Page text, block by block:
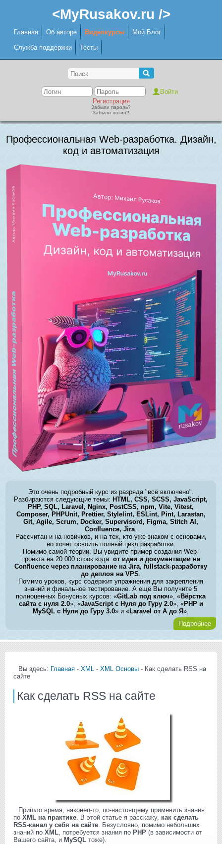
<MyRusakov.ru />
Главная Об авторе Видеокурсы Мой Блог
Служба поддержки Тесты
Регистрация
Забыли пароль?
Забыли логин?
Профессиональная Web-разработка. Дизайн,
код и автоматизация
Это очень подробный курс из разряда "всё включено".
Разбираются следующие темы: HTML, CSS, SCSS, JavaScript,
PHP, SQL, Laravel, Nginx, PostCSS, npm, Vite, Vitest,
Composer, PHPUnit, Prettier, Stylelint, ESLint, Pint, Larastan,
Git, Agile, Scrum, Docker, Supervisord, Figma, Stitch AI,
Confluence, Jira.
Рассчитан и на новичков, и на тех, кто уже знаком с основами,
но хочет освоить полный цикл разработки.
Помимо самой теории, Вы увидите пример создания Web-
проекта на 20 000 строк кода:от идеи и документации на
Confluence через планирование на Jira, fullstack-разработку
до деплоя на VPS.
Помимо уроков, курс содержит упражнения для закрепления
знаний и финальное тестирование. А ещё Вы получите 5
полноценных Бонусных курсов: «GitLab под ключ», «Вёрстка
сайта с нуля 2.0», «JavaScript с Нуля до Гуру 2.0», «PHP и
MySQL с Нуля до Гуру 3.0» и «Laravel от А до Я».
Подробнее
Вы здесь: Главная - XML - XML Основы - Как сделать RSS на
сайте
Как сделать RSS на сайте
Пришло время, наконец-то, по-настоящему применить знания
по XML на практике . В этой статье я расскажу, как сделать
RSS-канал у себя на сайте . Безусловно, помимо небольших
знаний по XML , потребуется знания по PHP (в зависимости от
Вашего сайта, и MySQL тоже).